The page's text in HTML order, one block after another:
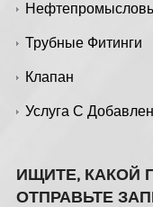
Трубные Фитинги
Клапан
Услуга С
ИЩИТЕ, КАКОЙ
ОТПРАВЬТЕ